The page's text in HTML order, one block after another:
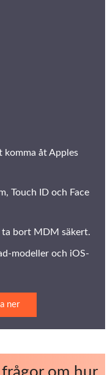
komma åt Apples
Touch ID och Face
ta bort MDM säkert.
modeller och iOS-
ner
frågor om hur